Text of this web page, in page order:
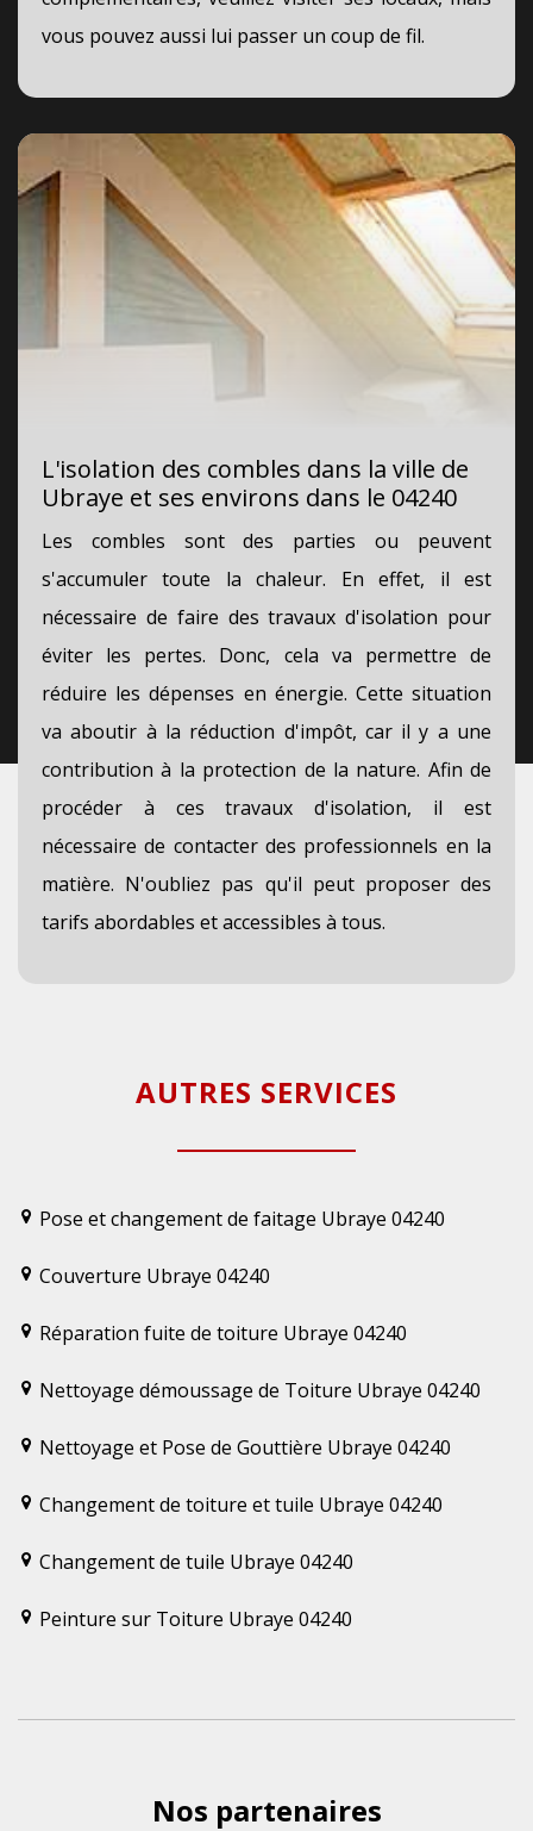
vous pouvez aussi lui passer un coup de fil.
L'isolation des combles dans la ville de
Ubraye et ses environs dans le 04240
Les combles sont des parties ou peuvent
s'accumuler toute la chaleur. En effet, il est
nécessaire de faire des travaux d'isolation pour
éviter les pertes. Donc, cela va permettre de
réduire les dépenses en énergie. Cette situation
va aboutir à la réduction d'impôt, car il y a une
contribution à la protection de la nature. Afin de
procéder à ces travaux d'isolation, il est
nécessaire de contacter des professionnels en la
matière. N'oubliez pas qu'il peut proposer des
tarifs abordables et accessibles à tous.
AUTRES SERVICES
Pose et changement de faitage Ubraye 04240
Couverture Ubraye 04240
Réparation fuite de toiture Ubraye 04240
Nettoyage démoussage de Toiture Ubraye 04240
Nettoyage et Pose de Gouttière Ubraye 04240
Changement de toiture et tuile Ubraye 04240
Changement de tuile Ubraye 04240
Peinture sur Toiture Ubraye 04240
Nos partenaires